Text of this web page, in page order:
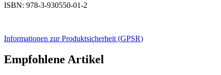
ISBN: 978-3-930550-01-2
Informationen zur Produktsicherheit (GPSR)
Empfohlene Artikel